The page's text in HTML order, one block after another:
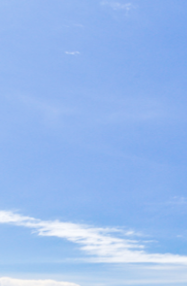
更美丽的
放笑容吧
的脸上